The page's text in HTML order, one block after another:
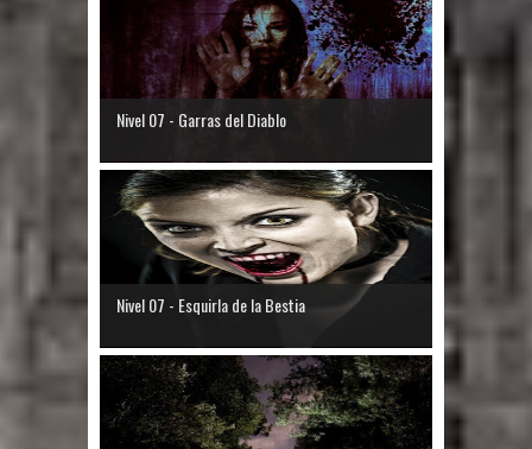
Nivel 07 - Garras del Diablo
Nivel 07 - Esquirla de la Bestia